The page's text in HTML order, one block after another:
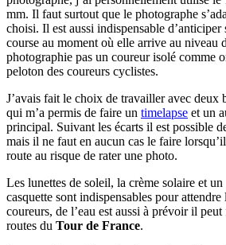
mm. Il faut surtout que le photographe
choisi. Il est aussi indispensable
course au moment où elle arrive au niveau
photographie pas un coureur isolé comme
peloton des coureurs cyclistes.
J’avais fait le choix de travailler avec deux
qui m’a permis de faire un timelapse et un
principal. Suivant les écarts il est possible
mais il ne faut en aucun cas le faire
route au risque de rater une photo.
Les lunettes de soleil, la crème solaire et
casquette sont indispensables pour attendre
coureurs, de l’eau est aussi à prévoir il
routes du Tour de France.